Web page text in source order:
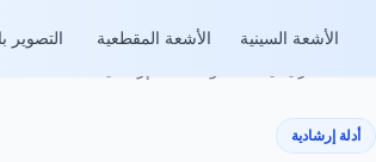
الأشعة السينية الأشعة المقطعية التصوير
أدلة إرشادية